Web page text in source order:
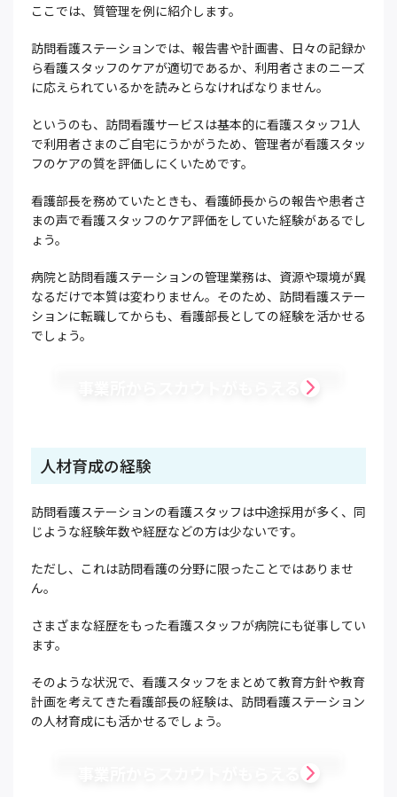
ここでは、質管理を例に紹介します。
訪問看護ステーションでは、報告書や計画書、日々の記録か
ら看護スタッフのケアが適切であるか、利用者さまのニーズ
に応えられているかを読みとらなければなりません。
というのも、訪問看護サービスは基本的に看護スタッフ1人
で利用者さまのご自宅にうかがうため、管理者が看護スタッ
フのケアの質を評価しにくいためです。
看護部長を務めていたときも、看護師長からの報告や患者さ
まの声で看護スタッフのケア評価をしていた経験があるでし
ょう。
病院と訪問看護ステーションの管理業務は、資源や環境が異
なるだけで本質は変わりません。そのため、訪問看護ステー
ションに転職してからも、看護部長としての経験を活かせる
でしょう。
人材育成の経験
訪問看護ステーションの看護スタッフは中途採用が多く、同
じような経験年数や経歴などの方は少ないです。
ただし、これは訪問看護の分野に限ったことではありませ
ん。
さまざまな経歴をもった看護スタッフが病院にも従事してい
ます。
そのような状況で、看護スタッフをまとめて教育方針や教育
計画を考えてきた看護部長の経験は、訪問看護ステーション
の人材育成にも活かせるでしょう。